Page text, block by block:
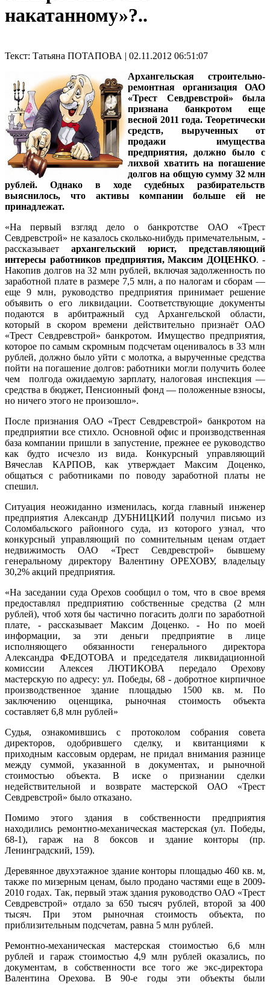
накатанному»?..
Текст: Татьяна ПОТАПОВА | 02.11.2012 06:51:07
Архангельская строительно-
ремонтная организация ОАО
«Трест Севдревстрой» была
признана банкротом еще
весной 2011 года. Теоретически
средств, вырученных от
продажи имущества
предприятия, должно было с
лихвой хватить на погашение
долгов на общую сумму 32 млн
рублей. Однако в ходе судебных разбирательств
выяснилось, что активы компании больше ей не
принадлежат.
«На первый взгляд дело о банкротстве ОАО «Трест
Севдревстрой» не казалось сколько-нибудь примечательным, -
рассказывает архангельский юрист, представляющий
интересы работников предприятия, Максим ДОЦЕНКО. -
Накопив долгов на 32 млн рублей, включая задолженность по
заработной плате в размере 7,5 млн, а по налогам и сборам —
еще 9 млн, руководство предприятия принимает решение
объявить о его ликвидации. Соответствующие документы
подаются в арбитражный суд Архангельской области,
который в скором времени действительно признаёт ОАО
«Трест Севдревстрой» банкротом. Имущество предприятия,
которое по самым скромным подсчетам оценивалось в 33 млн
рублей, должно было уйти с молотка, а вырученные средства
пойти на погашение долгов: работники могли получить более
чем полгода ожидаемую зарплату, налоговая инспекция —
средства в бюджет, Пенсионный фонд — положенные взносы,
но ничего этого не произошло».
После признания ОАО «Трест Севдревстрой» банкротом на
предприятии все стихло. Основной офис и производственная
база компании пришли в запустение, прежнее ее руководство
как будто исчезло из вида. Конкурсный управляющий
Вячеслав КАРПОВ, как утверждает Максим Доценко,
общаться с работниками по поводу заработной платы не
спешил.
Ситуация неожиданно изменилась, когда главный инженер
предприятия Александр ДУБНИЦКИЙ получил письмо из
Соломбальского районного суда, из которого узнал, что
конкурсный управляющий по сомнительным ценам отдает
недвижимость ОАО «Трест Севдревстрой» бывшему
генеральному директору Валентину ОРЕХОВУ, владельцу
30,2% акций предприятия.
«На заседании суда Орехов сообщил о том, что в свое время
предоставлял предприятию собственные средства (2 млн
рублей), чтоб хотя бы частично погасить долги по заработной
плате, - рассказывает Максим Доценко. - Но по моей
информации, за эти деньги предприятие в лице
исполняющего обязанности генерального директора
Александра ФЕДОТОВА и председателя ликвидационной
комиссии Алексея ЛЮТИКОВА передало Орехову
мастерскую по адресу: ул. Победы, 68 - добротное кирпичное
производственное здание площадью 1500 кв. м. По
заключению оценщика, рыночная стоимость объекта
составляет 6,8 млн рублей»
Судья, ознакомившись с протоколом собрания совета
директоров, одобрившего сделку, и квитанциями к
приходным кассовым ордерам, не придал внимания разнице
между суммой, указанной в документах, и рыночной
стоимостью объекта. В иске о признании сделки
недействительной и возврате мастерской ОАО «Трест
Севдревстрой» было отказано.
Помимо этого здания в собственности предприятия
находились ремонтно-механическая мастерская (ул. Победы,
68-1), гараж на 8 боксов и здание конторы (пр.
Ленинградский, 159).
Деревянное двухэтажное здание конторы площадью 460 кв. м,
также по мизерным ценам, было продано частями еще в 2009-
2010 годах. Так, первый этаж здания руководство ОАО «Трест
Севдревстрой» отдало за 650 тысяч рублей, второй за 400
тысяч. При этом рыночная стоимость объекта, по
приблизительным подсчетам, равна 5 млн рублей.
Ремонтно-механическая мастерская стоимостью 6,6 млн
рублей и гараж стоимостью 4,9 млн рублей оказались, по
документам, в собственности все того же экс-директора
Валентина Орехова. В 90-е годы эти объекты были